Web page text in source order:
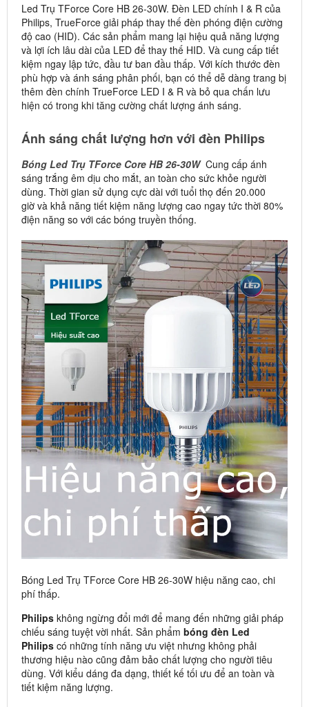
Led Trụ TForce Core HB 26-30W. Đèn LED chính I & R của
Philips, TrueForce giải pháp thay thế đèn phóng điện cường
độ cao (HID). Các sản phẩm mang lại hiệu quả năng lượng
và lợi ích lâu dài của LED để thay thế HID. Và cung cấp tiết
kiệm ngay lập tức, đầu tư ban đầu thấp. Với kích thước đèn
phù hợp và ánh sáng phân phối, bạn có thể dễ dàng trang bị
thêm đèn chính TrueForce LED I & R và bỏ qua chấn lưu
hiện có trong khi tăng cường chất lượng ánh sáng.
Ánh sáng chất lượng hơn với đèn Philips
Bóng Led Trụ TForce Core HB 26-30W Cung cấp ánh
sáng trắng êm dịu cho mắt, an toàn cho sức khỏe người
dùng. Thời gian sử dụng cực dài với tuổi thọ đến 20.000
giờ và khả năng tiết kiệm năng lượng cao ngay tức thời 80%
điện năng so với các bóng truyền thống.
Bóng Led Trụ TForce Core HB 26-30W hiệu năng cao, chi
phí thấp.
Philips không ngừng đổi mới để mang đến những giải pháp
chiếu sáng tuyệt vời nhất. Sản phẩm bóng đèn Led
Philips có những tính năng ưu việt nhưng không phải
thương hiệu nào cũng đảm bảo chất lượng cho người tiêu
dùng. Với kiểu dáng đa dạng, thiết kế tối ưu để an toàn và
tiết kiệm năng lượng.